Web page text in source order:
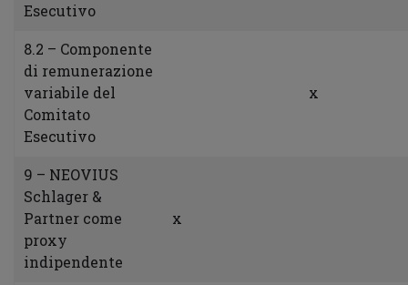
Esecutivo
8.2 – Componente
di remunerazione
variabile del
Comitato
Esecutivo
x
9 – NEOVIUS
Schlager &
Partner come
proxy
indipendente
x